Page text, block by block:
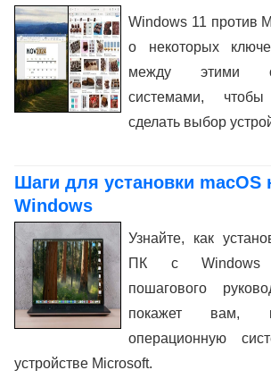
Windows 11 против
о некоторых
между этими
системами,
сделать выбор
Шаги для установки macOS
Windows
Узнайте, как
ПК с
пошагового
покажет вам,
операционную
устройстве Microsoft.